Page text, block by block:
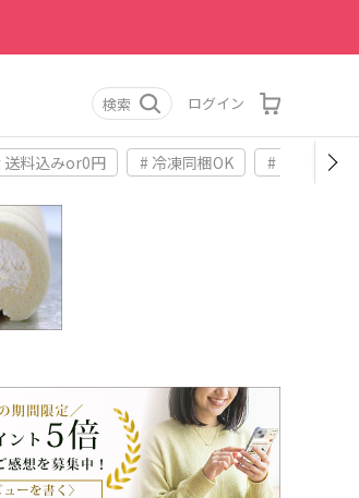
検索 ログイン
送料込みor0円 # 冷凍同梱OK # お土産